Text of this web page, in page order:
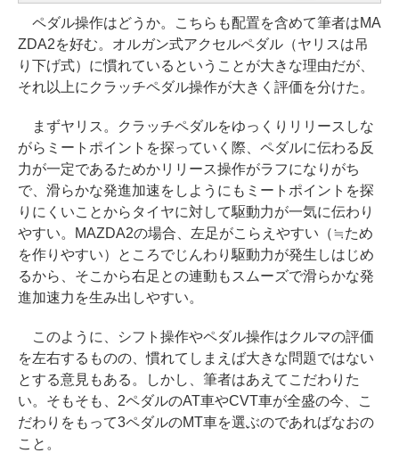
ペダル操作はどうか。こちらも配置を含めて筆者はMA
ZDA2を好む。オルガン式アクセルペダル（ヤリスは吊
り下げ式）に慣れているということが大きな理由だが、
それ以上にクラッチペダル操作が大きく評価を分けた。
まずヤリス。クラッチペダルをゆっくりリリースしな
がらミートポイントを探っていく際、ペダルに伝わる反
力が一定であるためかリリース操作がラフになりがち
で、滑らかな発進加速をしようにもミートポイントを探
りにくいことからタイヤに対して駆動力が一気に伝わり
やすい。MAZDA2の場合、左足がこらえやすい（≒ため
を作りやすい）ところでじんわり駆動力が発生しはじめ
るから、そこから右足との連動もスムーズで滑らかな発
進加速力を生み出しやすい。
このように、シフト操作やペダル操作はクルマの評価
を左右するものの、慣れてしまえば大きな問題ではない
とする意見もある。しかし、筆者はあえてこだわりた
い。そもそも、2ペダルのAT車やCVT車が全盛の今、こ
だわりをもって3ペダルのMT車を選ぶのであればなおの
こと。